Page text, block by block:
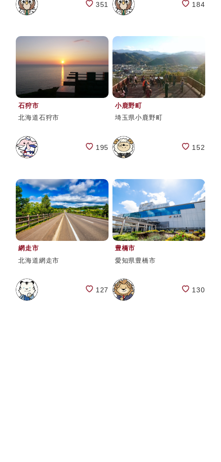
351 184
石狩市
北海道石狩市
195
小鹿野町
埼玉県小鹿野町
152
網走市
北海道網走市
127
豊橋市
愛知県豊橋市
130